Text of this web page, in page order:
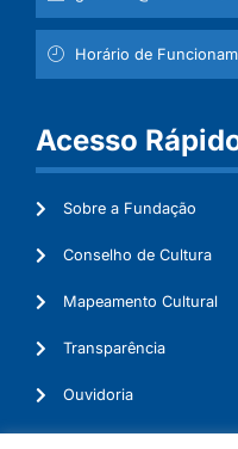
Horário de
Acesso
Sobre a Fundação
Conselho de Cultura
Mapeamento Cultural
Transparência
Ouvidoria